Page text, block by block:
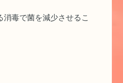
毒で菌を減少させるこ